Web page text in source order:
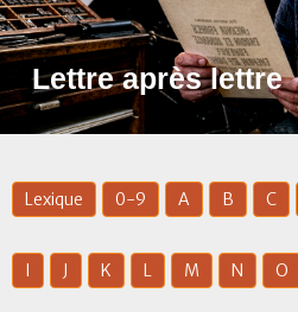
Lettre après lettre
Lexique 0-9 A B C
I J K L M N O